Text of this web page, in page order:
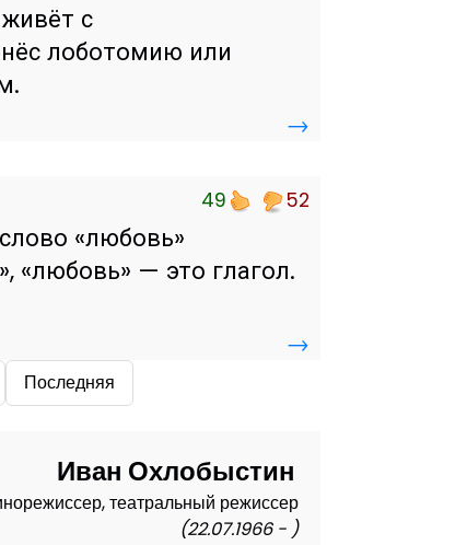
с
лоботомию или
→
49 52
«любовь»
«любовь» — это глагол.
→
Последняя
Иван Охлобыстин
театральный режиссер
(22.07.1966 - )